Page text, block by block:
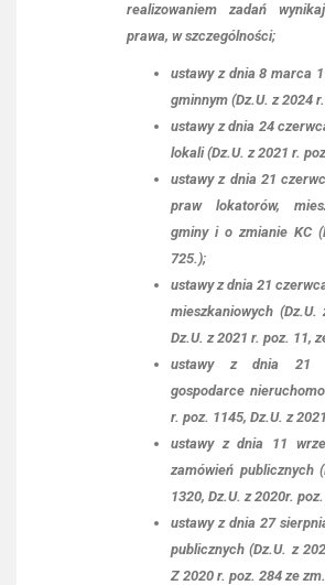
realizowaniem zadań
prawa, w szczególności;
ustawy z dnia 8 marca
gminnym (Dz.U. z 2024
ustawy z dnia 24
lokali (Dz.U. z 2021 r.
ustawy z dnia 21
praw lokatorów,
gminy i o zmianie KC
725.);
ustawy z dnia 21
mieszkaniowych
Dz.U. z 2021 r. poz. 11,
ustawy z dnia 21
gospodarce
r. poz. 1145, Dz.U. z
ustawy z dnia 11
zamówień publicznych
1320, Dz.U. z 2020r.
ustawy z dnia 27
publicznych (Dz.U. z
Z 2020 r. poz. 284 ze